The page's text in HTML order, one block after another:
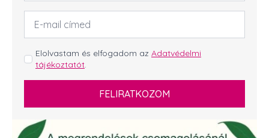
Email
cím
GDPR
*
Elolvastam és elfogadom az Adatvédelmi
tájékoztatót
FELIRATKOZOM